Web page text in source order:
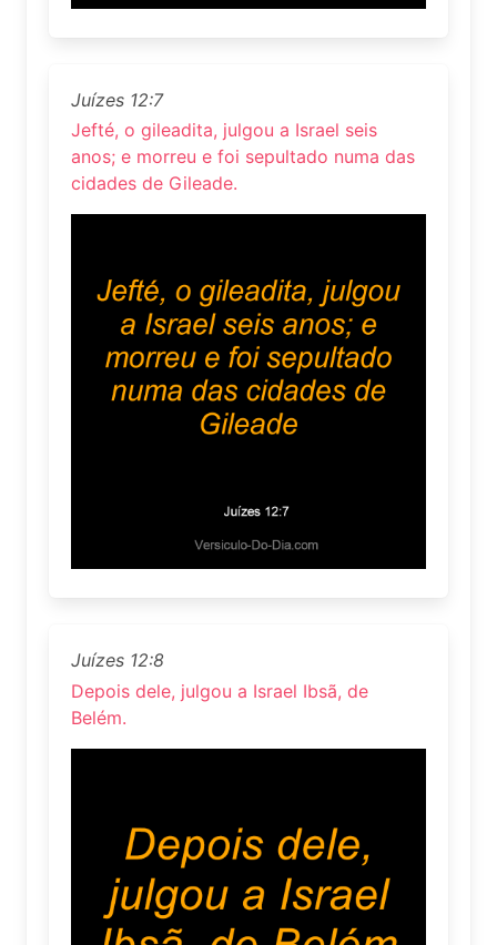
Juízes 12:7
Jefté, o gileadita, julgou a Israel seis
anos; e morreu e foi sepultado numa das
cidades de Gileade.
Juízes 12:8
Depois dele, julgou a Israel Ibsã, de
Belém.